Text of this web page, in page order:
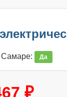
Самаре: Да
₽